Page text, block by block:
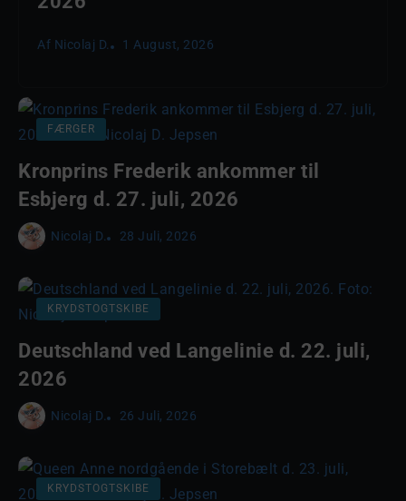
Af Nicolaj D. 1 August, 2026
FÆRGER
Kronprins Frederik ankommer til
Esbjerg d. 27. juli, 2026
Nicolaj D. 28 Juli, 2026
KRYDSTOGTSKIBE
Deutschland ved Langelinie d. 22. juli,
2026
Nicolaj D. 26 Juli, 2026
KRYDSTOGTSKIBE